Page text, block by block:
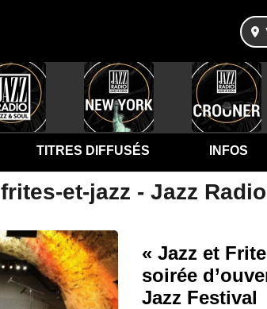
TITRES DIFFUSÉS INFOS
et-jazz - Jazz Radio
« Jazz et
soirée
Jazz Festival